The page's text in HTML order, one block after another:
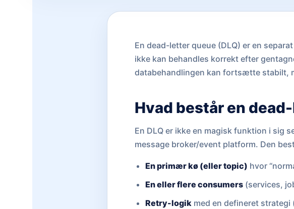
En dead-letter queue (DLQ) er en
ikke kan behandles korrekt efter
databehandlingen kan fortsætte stabilt,
Hvad består en
En DLQ er ikke en magisk funktion i sig
message broker/event platform. Den
En primær kø (eller topic) hvor
En eller flere consumers (services,
Retry-logik med en defineret